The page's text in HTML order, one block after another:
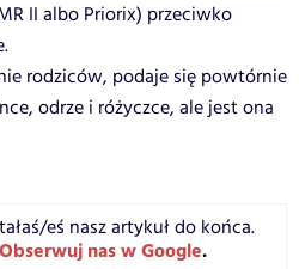
II albo Priorix) przeciwko
rodziców, podaje się powtórnie
odrze i różyczce, ale jest ona
eś nasz artykuł do końca.
Obserwuj nas w Google.